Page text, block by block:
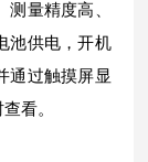
量精度高、
池供电，开机
通过触摸屏显
看。